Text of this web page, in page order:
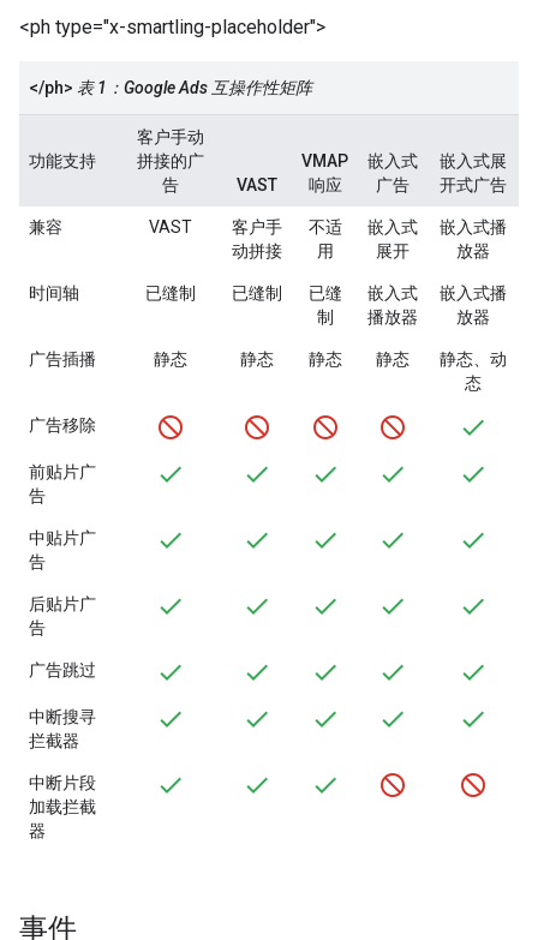
<ph type="x-smartling-placeholder">
</ph> 表 1：Google Ads 互操作性矩阵
功能支持
客户手动
拼接的广
告
VAST
VMAP
响应
嵌入式
广告
嵌入式展
开式广告
兼容 VAST
客户手
动拼接
不适
用
嵌入式
展开
嵌入式播
放器
时间轴 已缝制 已缝制
已缝
制
嵌入式
播放器
嵌入式播
放器
广告插播 静态 静态 静态 静态
静态、动
态
广告移除
前贴片广
告
中贴片广
告
后贴片广
告
广告跳过
中断搜寻
拦截器
中断片段
加载拦截
器
事件